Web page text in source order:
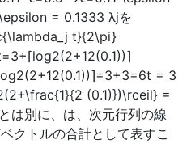
= 0.1333 λjを
t}{2\pi}
= 3
(0.1)})\rceil} =
は別に、は、次元行列の線
クトルの合計として表すこ